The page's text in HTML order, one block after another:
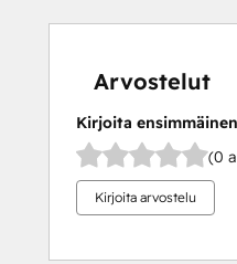
Arvostelut
Kirjoita
(0
Kirjoita arvostelu